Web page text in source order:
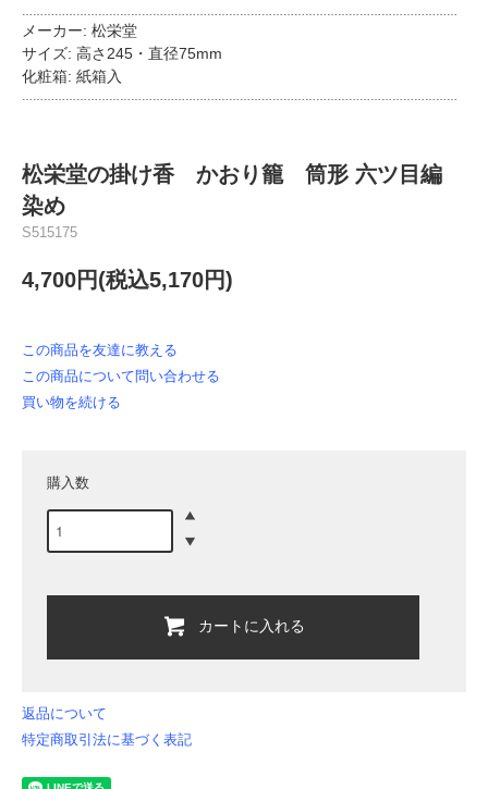
メーカー: 松栄堂
サイズ: 高さ245・直径75mm
化粧箱: 紙箱入
松栄堂の掛け香 かおり籠 筒形 六ツ目編
染め
S515175
4,700円(税込5,170円)
この商品を友達に教える
この商品について問い合わせる
買い物を続ける
購入数
カートに入れる
返品について
特定商取引法に基づく表記